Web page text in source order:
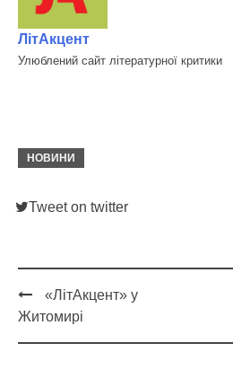
ЛітАкцент
Улюблений сайт літературної критики
НОВИНИ
Tweet on twitter
Post
navigation
«ЛітАкцент» у
Житомирі